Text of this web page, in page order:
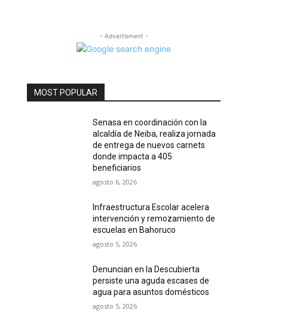
- Advertisment -
MOST POPULAR
Senasa en coordinación con la
alcaldía de Neiba, realiza jornada
de entrega de nuevos carnets
donde impacta a 405
beneficiarios
agosto 6, 2026
Infraestructura Escolar acelera
intervención y remozamiento de
escuelas en Bahoruco
agosto 5, 2026
Denuncian en la Descubierta
persiste una aguda escases de
agua para asuntos domésticos
agosto 5, 2026